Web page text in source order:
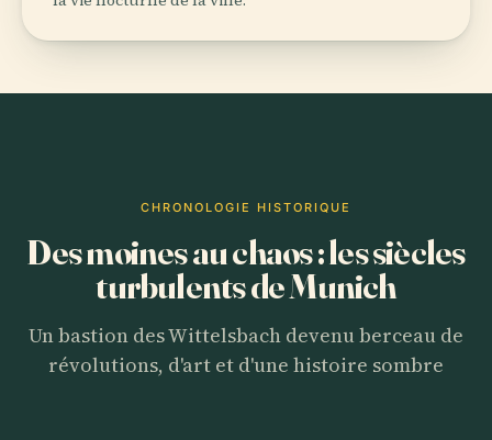
CHRONOLOGIE HISTORIQUE
Des moines au chaos : les siècles
turbulents de Munich
Un bastion des Wittelsbach devenu berceau de
révolutions, d'art et d'une histoire sombre